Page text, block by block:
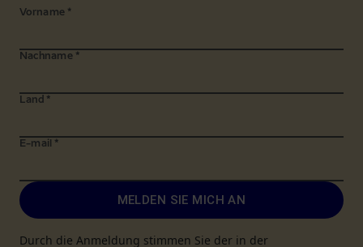
Vorname *
Nachname *
Land *
E-mail *
MELDEN SIE MICH AN
Durch die Anmeldung stimmen Sie der in der